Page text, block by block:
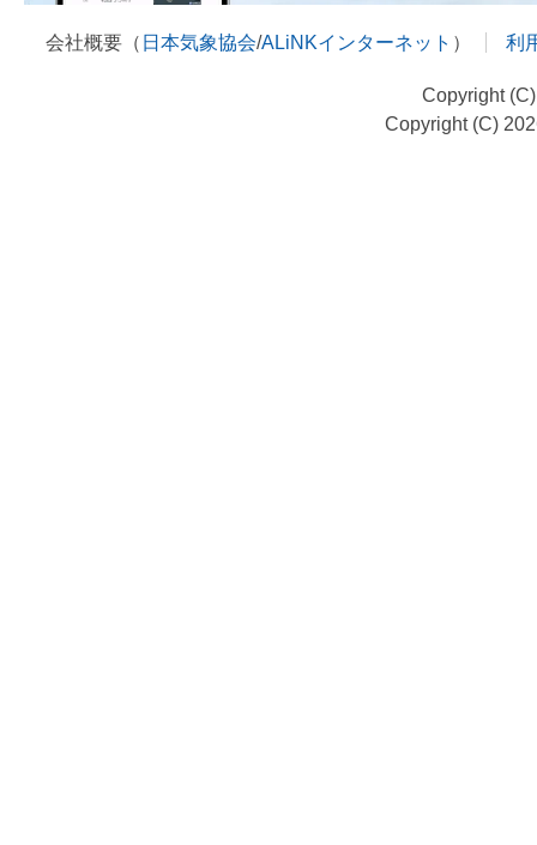
会社概要（ 日本気象協会/ALiNKインターネット ） 利
Copyright
Copyright (C)